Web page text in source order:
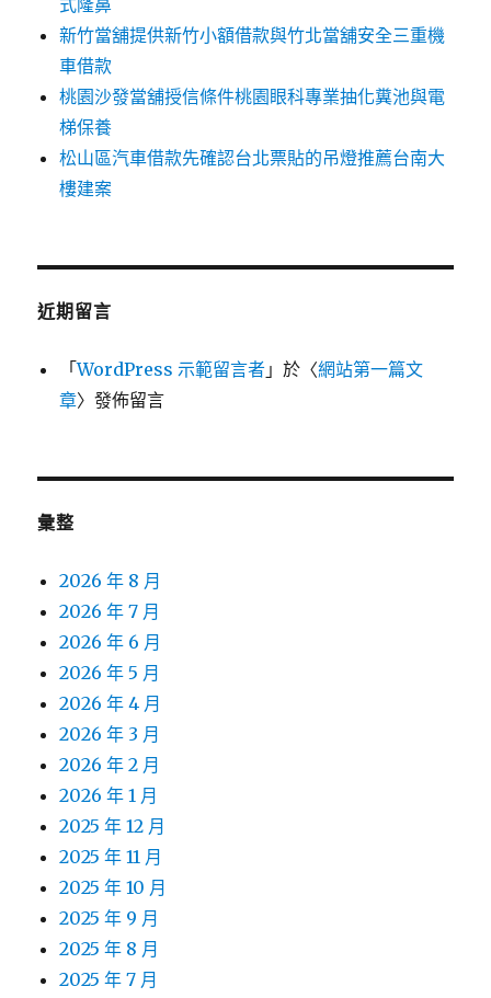
式隆鼻
新竹當舖提供新竹小額借款與竹北當舖安全三重機
車借款
桃園沙發當舖授信條件桃園眼科專業抽化糞池與電
梯保養
松山區汽車借款先確認台北票貼的吊燈推薦台南大
樓建案
近期留言
「WordPress 示範留言者 」於〈網站第一篇文
章〉發佈留言
彙整
2026 年 8 月
2026 年 7 月
2026 年 6 月
2026 年 5 月
2026 年 4 月
2026 年 3 月
2026 年 2 月
2026 年 1 月
2025 年 12 月
2025 年 11 月
2025 年 10 月
2025 年 9 月
2025 年 8 月
2025 年 7 月